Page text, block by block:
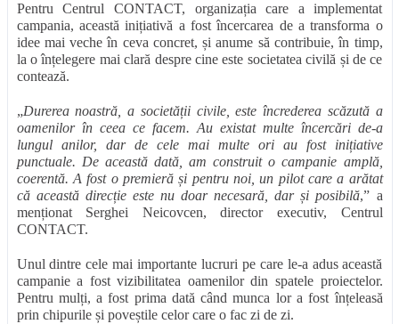
Pentru Centrul CONTACT, organizația care a implementat
campania, această inițiativă a fost încercarea de a transforma o
idee mai veche în ceva concret, și anume să contribuie, în timp,
la o înțelegere mai clară despre cine este societatea civilă și de ce
contează.
„Durerea noastră, a societății civile, este încrederea scăzută a
oamenilor în ceea ce facem. Au existat multe încercări de-a
lungul anilor, dar de cele mai multe ori au fost inițiative
punctuale. De această dată, am construit o campanie amplă,
coerentă. A fost o premieră și pentru noi, un pilot care a arătat
că această direcție este nu doar necesară, dar și posibilă,” a
menționat Serghei Neicovcen, director executiv, Centrul
CONTACT.
Unul dintre cele mai importante lucruri pe care le-a adus această
campanie a fost vizibilitatea oamenilor din spatele proiectelor.
Pentru mulți, a fost prima dată când munca lor a fost înțeleasă
prin chipurile și poveștile celor care o fac zi de zi.